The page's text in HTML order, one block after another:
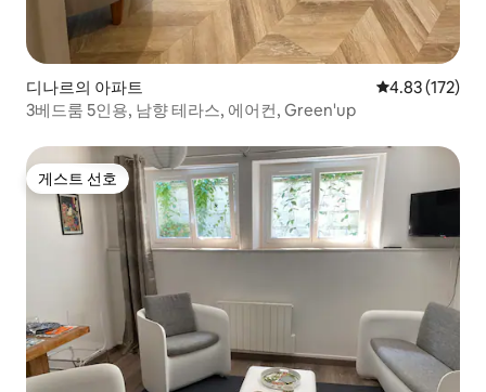
디나르의 아파트 평점 4.83점(5
4.83 (172)
3베드룸 5인용, 남향 테라스, 에어컨, Green'up
게스트 선호
게스트 선호